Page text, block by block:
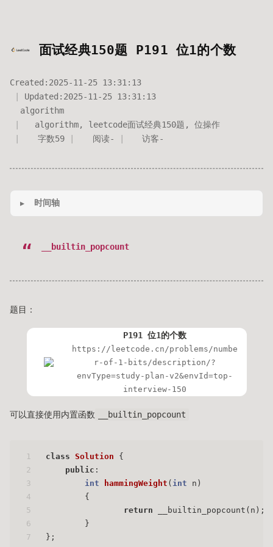
面试经典150题 P191 位1的个数
Created: 2025-11-25 13:31:13
Updated: 2025-11-25 13:31:13
algorithm
algorithm, leetcode面试经典150题 , 位操作
字数59 阅读- 访客-
时间轴
__builtin_popcount
题目：
P191 位1的个数
https://leetcode.cn/problems/numbe
r-of-1-bits/description/?
envType=study-plan-v2&envId=top-
interview-150
可以直接使用内置函数 __builtin_popcount
1
2
3
4
5
6
7
class Solution {
public :
int
hammingWeight ( int n)
{
return __builtin_popcount(n);
	}
};